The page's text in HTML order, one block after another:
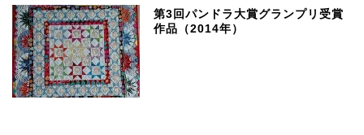
第3回パンドラ大賞グランプリ受賞
作品（2014年）